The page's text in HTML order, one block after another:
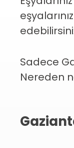
Sadece
Nereden